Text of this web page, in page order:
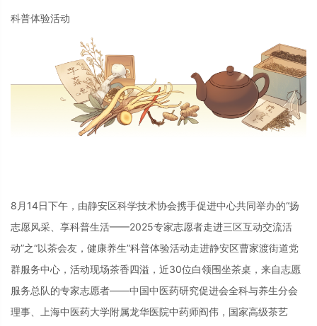
科普体验活动
8月14日下午，由静安区科学技术协会携手促进中心共同举办的“扬
志愿风采、享科普生活——2025专家志愿者走进三区互动交流活
动”之“以茶会友，健康养生”科普体验活动走进静安区曹家渡街道党
群服务中心 ， 活动现场茶香四溢，近30位白领围坐茶桌，来自志愿
服务总队的专家志愿者——中国中医药研究促进会全科与养生分会
理事、上海中医药大学附属龙华医院中药师阎伟，国家高级茶艺